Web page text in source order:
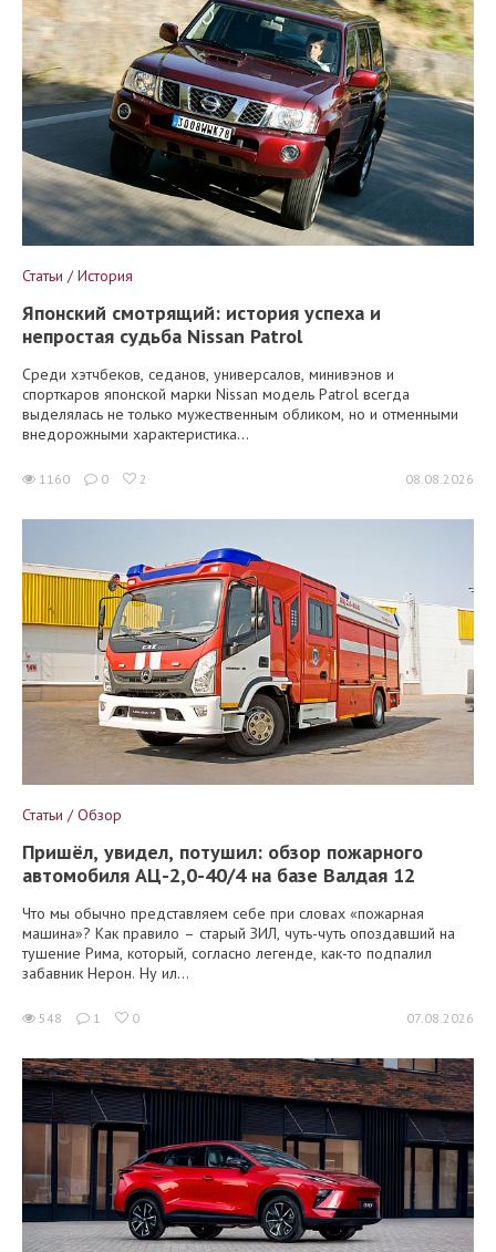
Статьи / История
Японский смотрящий: история успеха и
непростая судьба Nissan Patrol
Среди хэтчбеков, седанов, универсалов, минивэнов и
спорткаров японской марки Nissan модель Patrol всегда
выделялась не только мужественным обликом, но и отменными
внедорожными характеристика...
1160 0 2 08.08.2026
Статьи / Обзор
Пришёл, увидел, потушил: обзор пожарного
автомобиля АЦ-2,0-40/4 на базе Валдая 12
Что мы обычно представляем себе при словах «пожарная
машина»? Как правило – старый ЗИЛ, чуть-чуть опоздавший на
тушение Рима, который, согласно легенде, как-то подпалил
забавник Нерон. Ну ил...
548 1 0 07.08.2026